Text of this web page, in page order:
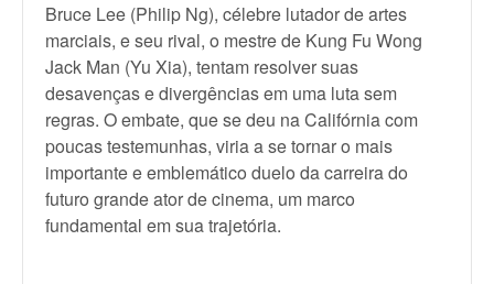
Bruce Lee (Philip Ng), célebre lutador de artes
marciais, e seu rival, o mestre de Kung Fu Wong
Jack Man (Yu Xia), tentam resolver suas
desavenças e divergências em uma luta sem
regras. O embate, que se deu na Califórnia com
poucas testemunhas, viria a se tornar o mais
importante e emblemático duelo da carreira do
futuro grande ator de cinema, um marco
fundamental em sua trajetória.